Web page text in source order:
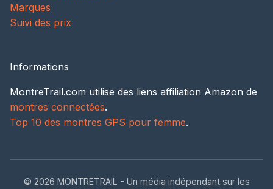
Marques
Suivi des prix
Informations
MontreTrail.com utilise des liens affiliation Amazon de
montres connectées.
Top 10 des montres GPS pour femme.
© 2026 MONTRETRAIL - Un média indépendant sur les